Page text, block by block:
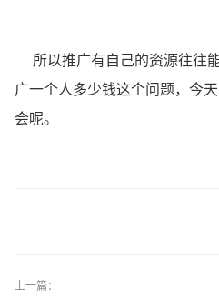
所以推广有自己的资源往往
广一个人多少钱这个问题，今
会呢。
上一篇：